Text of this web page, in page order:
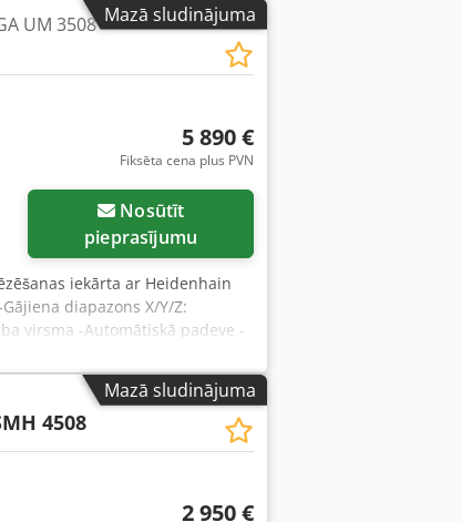
Mazā sludinājuma
UM 3508
5 890 €
Fiksēta cena plus PVN
pieprasījumu
iekārta ar Heidenhain
diapazons X/Y/Z:
virsma -Automātiskā padeve -
apgr./min. -Automātiskā
frēzēšanas galviņa, kas
jauda: 1,5 kW -Vadības
x platums x augstums: 1,2
Mazā sludinājuma
4508
2 950 €